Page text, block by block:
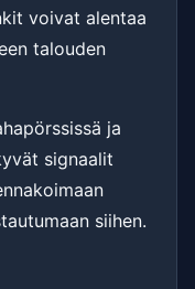
voivat alentaa
talouden
ja
signaalit
siihen.